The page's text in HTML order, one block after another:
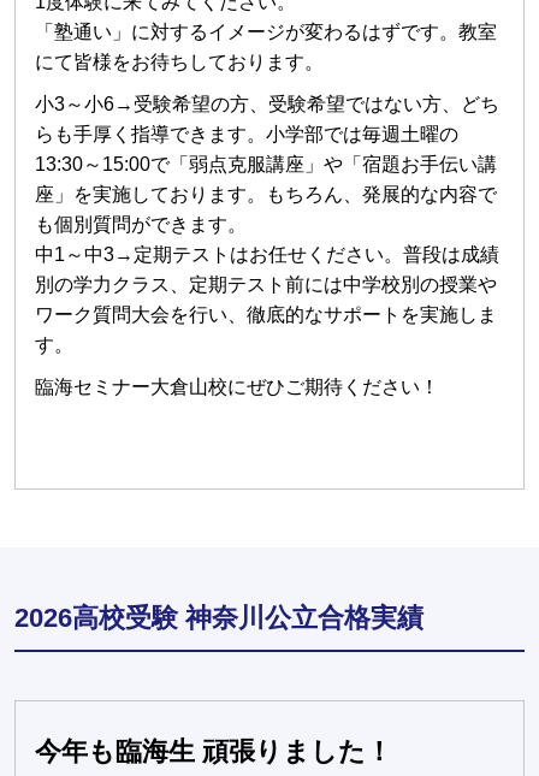
「塾通い」に対するイメージが変わるはずです。教室
にて皆様をお待ちしております。
小3～小6→受験希望の方、受験希望ではない方、どち
らも手厚く指導できます。小学部では毎週土曜の
13:30～15:00で「弱点克服講座」や「宿題お手伝い講
座」を実施しております。もちろん、発展的な内容で
も個別質問ができます。
中1～中3→定期テストはお任せください。普段は成績
別の学力クラス、定期テスト前には中学校別の授業や
ワーク質問大会を行い、徹底的なサポートを実施しま
す。
臨海セミナー大倉山校にぜひご期待ください！
2026高校受験 神奈川公立合格実績
今年も臨海生 頑張りました！